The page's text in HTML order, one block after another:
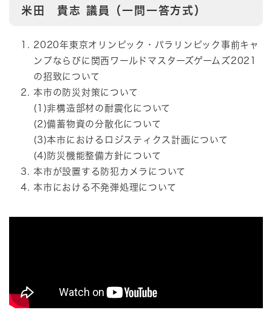
米田 貴志 議員（一問一答方式）
2020年東京オリンピック・パラリンピック事前キャ
ンプならびに関西ワールドマスターズゲームズ2021
の招致について
本市の防災対策について
(1)非構造部材の耐震化について
(2)備蓄物資の分散化について
(3)本市におけるロジスティクス計画について
(4)防災機能整備方針について
本市が設置する防犯カメラについて
本市における不発弾処理について